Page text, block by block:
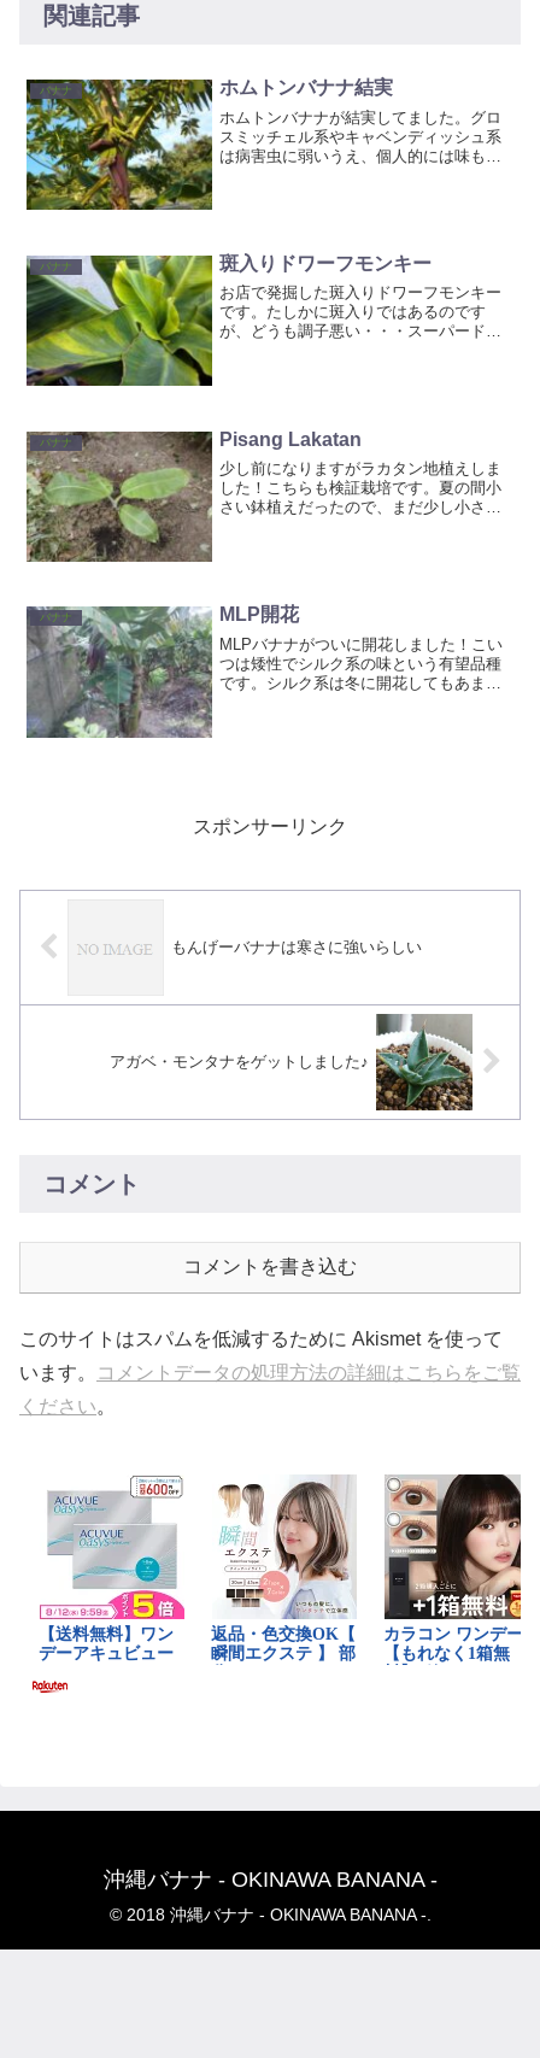
関連記事
バナナ ホムトンバナナ結実
ホムトンバナナが結実してました。グロ
スミッチェル系やキャベンディッシュ系
は病害虫に弱いうえ、個人的には味も見
バナナ 斑入りドワーフモンキー
お店で発掘した斑入りドワーフモンキー
です。たしかに斑入りではあるのです
が、どうも調子悪い・・・スーパードワ
バナナ Pisang Lakatan
少し前になりますがラカタン地植えしま
した！こちらも検証栽培です。夏の間小
さい鉢植えだったので、まだ少し小さい
バナナ MLP開花
MLPバナナがついに開花しました！こい
つは矮性でシルク系の味という有望品種
です。シルク系は冬に開花してもあまり
スポンサーリンク
もんげーバナナは寒さに強いらしい
アガベ・モンタナをゲットしました♪
コメント
コメントを書き込む
このサイトはスパムを低減するために Akismet を使って
います。
コメントデータの処理方法の詳細はこちらをご覧
ください。
沖縄バナナ - OKINAWA BANANA -
© 2018 沖縄バナナ - OKINAWA BANANA -.